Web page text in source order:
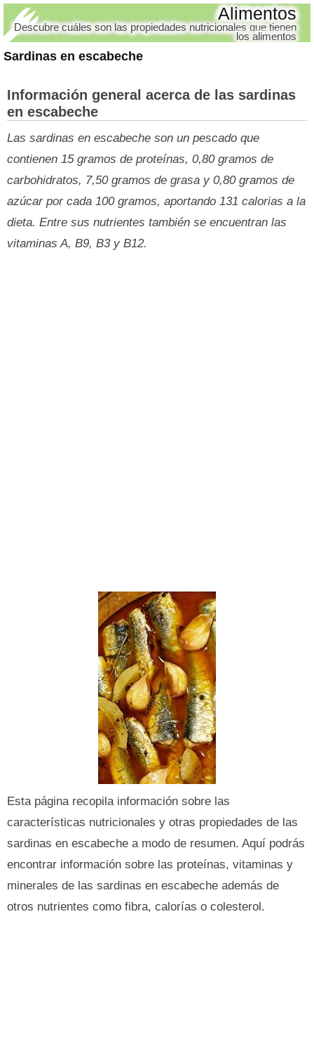
Sardinas en escabeche
Alimentos
Descubre cuáles son las propiedades nutricionales que tienen
los alimentos
Información general acerca de las sardinas
en escabeche
Las sardinas en escabeche son un pescado que
contienen 15 gramos de proteínas, 0,80 gramos de
carbohidratos, 7,50 gramos de grasa y 0,80 gramos de
azúcar por cada 100 gramos, aportando 131 calorias a la
dieta. Entre sus nutrientes también se encuentran las
vitaminas A, B9, B3 y B12.
Esta página recopila información sobre las
características nutricionales y otras propiedades de las
sardinas en escabeche a modo de resumen. Aquí podrás
encontrar información sobre las proteínas, vitaminas y
minerales de las sardinas en escabeche además de
otros nutrientes como fibra, calorías o colesterol.